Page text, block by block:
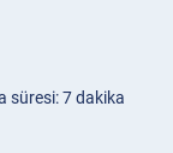
süresi: 7 dakika